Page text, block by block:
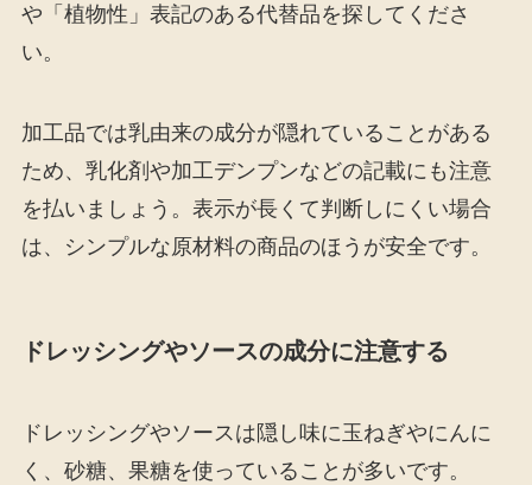
や「植物性」表記のある代替品を探してくださ
い。
加工品では乳由来の成分が隠れていることがある
ため、乳化剤や加工デンプンなどの記載にも注意
を払いましょう。表示が長くて判断しにくい場合
は、シンプルな原材料の商品のほうが安全です。
ドレッシングやソースの成分に注意する
ドレッシングやソースは隠し味に玉ねぎやにんに
く、砂糖、果糖を使っていることが多いです。